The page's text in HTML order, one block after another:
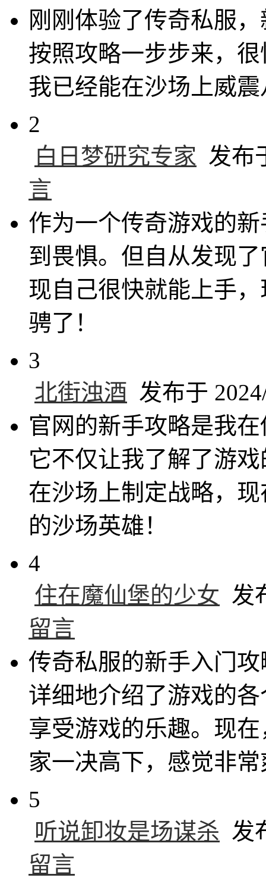
刚刚体验了传奇私服
按照攻略一步步来，
我已经能在沙场上威
2
白日梦研究专家 发布
言
作为一个传奇游戏的
到畏惧。但自从发现
现自己很快就能上手
骋了！
3
北街浊酒 发布于
官网的新手攻略是我
它不仅让我了解了游
在沙场上制定战略，
的沙场英雄！
4
住在魔仙堡的少女 发
留言
传奇私服的新手入门
详细地介绍了游戏的
享受游戏的乐趣。现
家一决高下，感觉非
5
听说卸妆是场谋杀 发
留言